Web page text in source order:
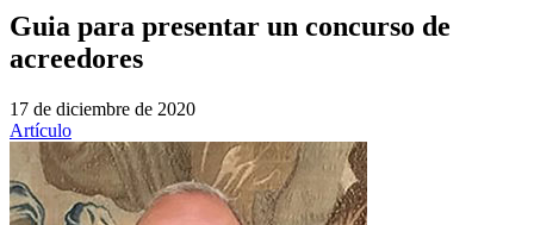
Guia para presentar un concurso de
acreedores
17 de diciembre de 2020
Artículo